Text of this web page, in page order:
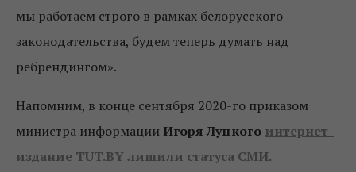
мы работаем строго в рамках белорусского
законодательства, будем теперь думать над
ребрендингом».
Напомним, в конце сентября 2020-го приказом
министра информации Игоря Луцкого интернет-
издание TUT.BY лишили статуса СМИ.